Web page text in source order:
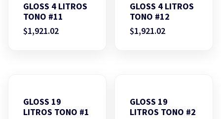
GLOSS 4 LITROS
TONO #11
$1,921.02
GLOSS 4 LITROS
TONO #12
$1,921.02
GLOSS 19
LITROS TONO #1
GLOSS 19
LITROS TONO #2